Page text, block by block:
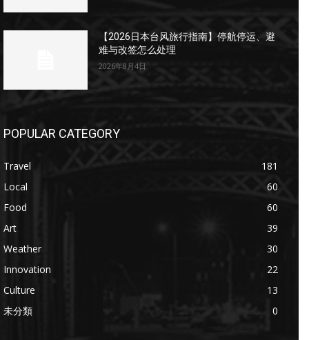
【2026日本台风旅行指南】停航停运、避
难与改签怎么处理
2026年8月4日
POPULAR CATEGORY
Travel
181
Local
60
Food
60
Art
39
Weather
30
Innovation
22
Culture
13
未分類
0